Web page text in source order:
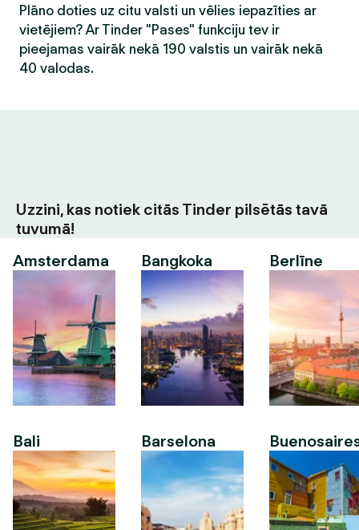
Plāno doties uz citu valsti un vēlies iepazīties ar
vietējiem? Ar Tinder "Pases" funkciju tev ir
pieejamas vairāk nekā 190 valstis un vairāk nekā
40 valodas.
Uzzini, kas notiek citās Tinder pilsētās tavā
tuvumā!
Amsterdama
Bali
Bangkoka
Barselona
Berlīne